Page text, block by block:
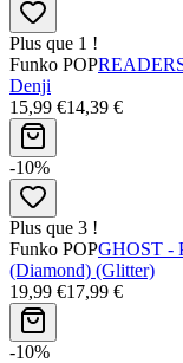
Plus que 1 !
Funko POP
Denji
15,99 €14,39 €
-10%
Plus que 3 !
Funko POPGHOST -
(Diamond) (Glitter)
19,99 €17,99 €
-10%